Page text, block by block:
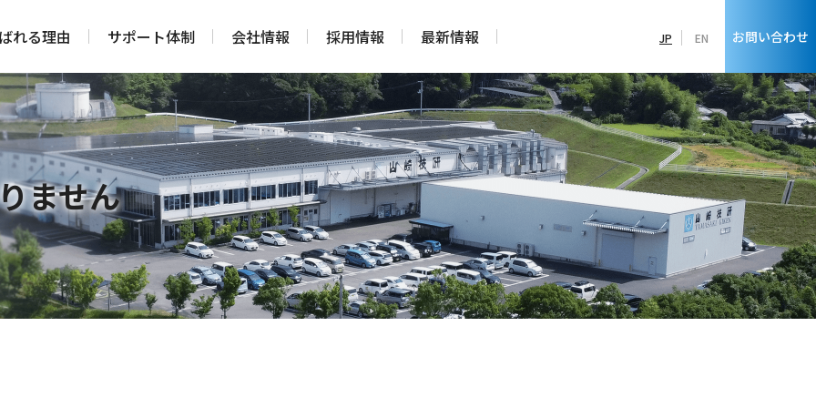
れる理由 サポート体制 会社情報 採用情報 最新情報 JP EN お問い合わせ
ません